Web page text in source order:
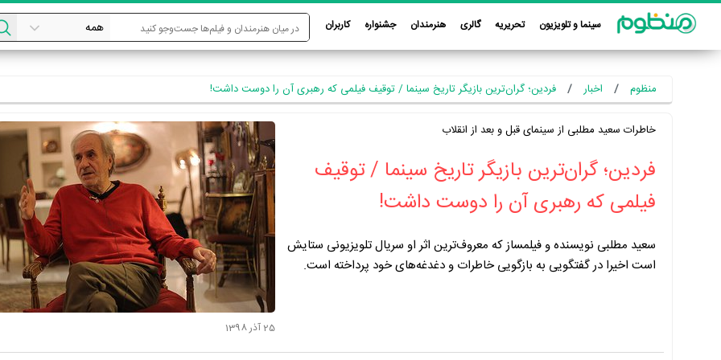
سینما و تلویزیون تحریریه گالری هنرمندان جشنواره کاربران
منظوم اخبار فردین؛ گران‌ترین بازیگر تاریخ سینما / توقیف فیلمی که رهبری آن را دوست داشت!
خاطرات سعید مطلبی از سینمای قبل و بعد از انقلاب
فردین؛ گران‌ترین بازیگر تاریخ سینما / توقیف
فیلمی که رهبری آن را دوست داشت!
سعید مطلبی نویسنده و فیلمساز که معروف‌ترین اثر او سریال تلویزیونی ستایش
است اخیرا در گفتگویی به بازگویی خاطرات و دغدغه‌های خود پرداخته است.
25 آذر 1398